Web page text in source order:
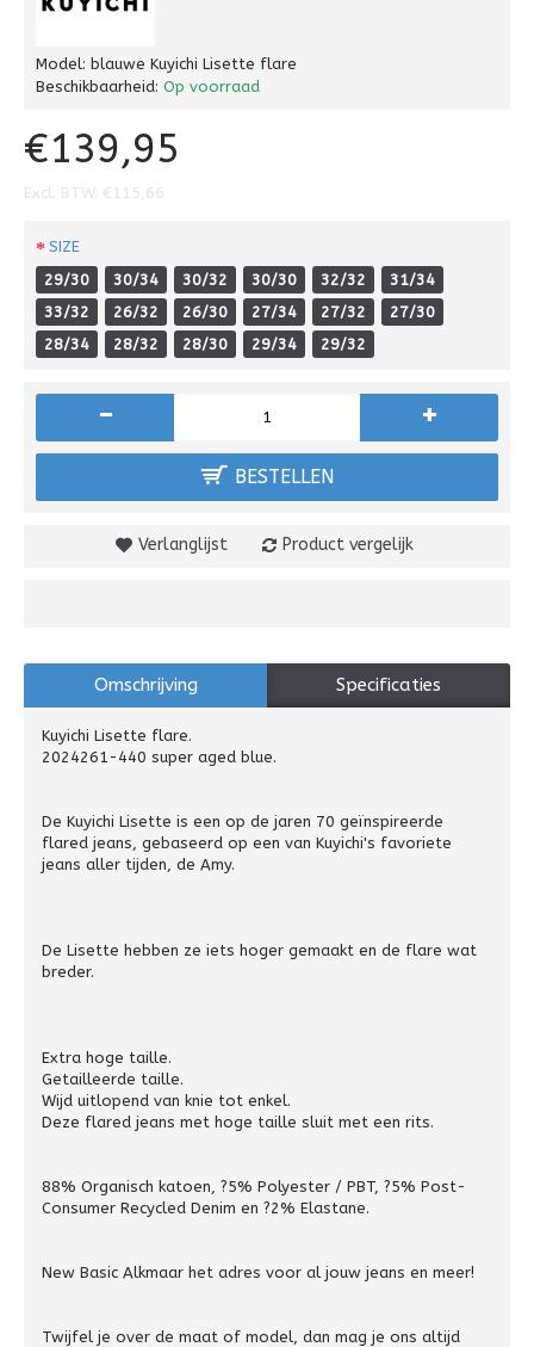
Model: blauwe Kuyichi Lisette flare
Beschikbaarheid: Op voorraad
€139,95
Excl. BTW: €115,66
SIZE
29/30
30/34 30/32 30/30 32/32
31/34
33/32
26/32 26/30 27/34 27/32
27/30
28/34
28/32 28/30 29/34 29/32
- +
BESTELLEN
Verlanglijst Product vergelijk
Omschrijving Specificaties
Kuyichi Lisette flare.
2024261-440 super aged blue.
De Kuyichi Lisette is een op de jaren 70 geïnspireerde
flared jeans, gebaseerd op een van Kuyichi's favoriete
jeans aller tijden, de Amy.
De Lisette hebben ze iets hoger gemaakt en de flare wat
breder.
Extra hoge taille.
Getailleerde taille.
Wijd uitlopend van knie tot enkel.
Deze flared jeans met hoge taille sluit met een rits.
88% Organisch katoen, ?5% Polyester / PBT, ?5% Post-
Consumer Recycled Denim en ?2% Elastane.
New Basic Alkmaar het adres voor al jouw jeans en meer!
Twijfel je over de maat of model, dan mag je ons altijd